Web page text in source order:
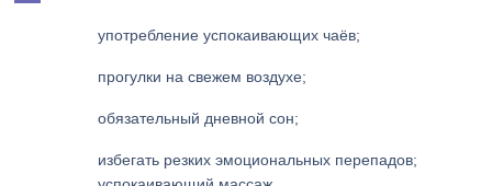
употребление успокаивающих чаёв;
прогулки на свежем воздухе;
обязательный дневной сон;
избегать резких эмоциональных перепадов;